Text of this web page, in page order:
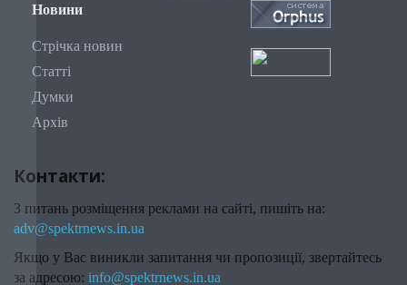
Новини
Стрічка новин
Статті
Думки
Архів
Контакти:
З питань розміщення реклами на сайті, пишіть на:
adv@spektrnews.in.ua
Якщо у Вас виникли запитання чи пропозиції, звертайтесь
за адресою: info@spektrnews.in.ua